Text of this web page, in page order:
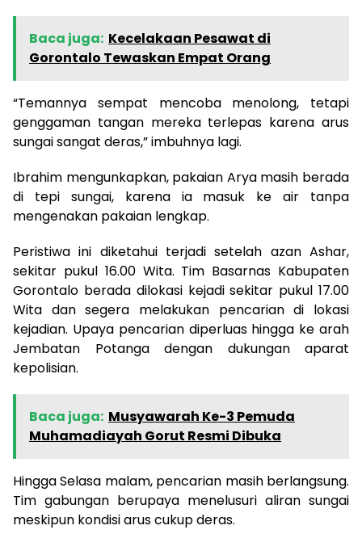
Baca juga: Kecelakaan Pesawat di
Gorontalo Tewaskan Empat Orang
“Temannya sempat mencoba menolong, tetapi
genggaman tangan mereka terlepas karena arus
sungai sangat deras,” imbuhnya lagi.
Ibrahim mengunkapkan, pakaian Arya masih berada
di tepi sungai, karena ia masuk ke air tanpa
mengenakan pakaian lengkap.
Peristiwa ini diketahui terjadi setelah azan Ashar,
sekitar pukul 16.00 Wita. Tim Basarnas Kabupaten
Gorontalo berada dilokasi kejadi sekitar pukul 17.00
Wita dan segera melakukan pencarian di lokasi
kejadian. Upaya pencarian diperluas hingga ke arah
Jembatan Potanga dengan dukungan aparat
kepolisian.
Baca juga: Musyawarah Ke-3 Pemuda
Muhamadiayah Gorut Resmi Dibuka
Hingga Selasa malam, pencarian masih berlangsung.
Tim gabungan berupaya menelusuri aliran sungai
meskipun kondisi arus cukup deras.